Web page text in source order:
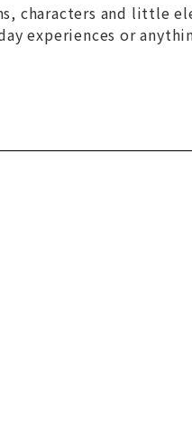
characters and little
experiences or